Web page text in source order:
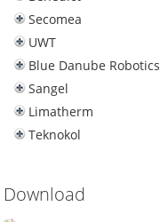
Secomea
UWT
Blue Danube Robotics
Sangel
Limatherm
Teknokol
Download